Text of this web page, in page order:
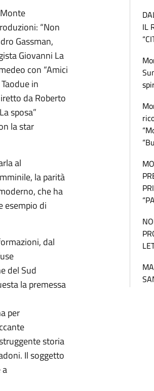
“Non
Gassman,
Giovanni La
con “Amici
in
da Roberto
sposa”
la star
al
la parità
che ha
esempio di
dal
del Sud
la premessa
per
storia
Il soggetto
a
IL